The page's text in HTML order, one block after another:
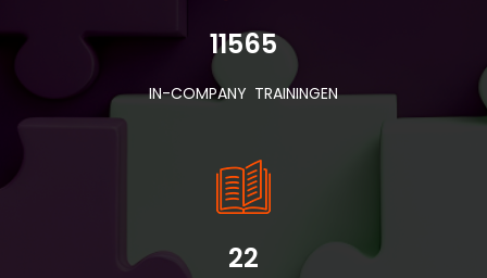
11565
IN-COMPANY TRAININGEN
22